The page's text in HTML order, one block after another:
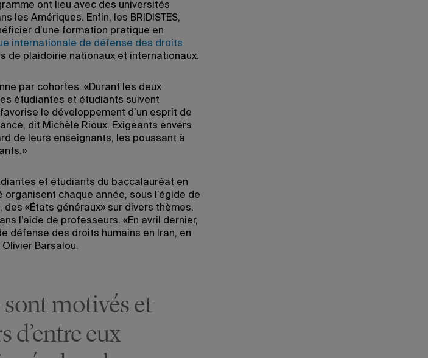
ont lieu avec des universités
les Amériques. Enfin, les BRIDISTES,
d’une formation pratique en
internationale de défense des droits
de plaidoirie nationaux et internationaux.
par cohortes. «Durant les deux
étudiantes et étudiants suivent
le développement d’un esprit de
dit Michèle Rioux. Exigeants envers
de leurs enseignants, les poussant à
et étudiants du baccalauréat en
chaque année, sous l’égide de
des «États généraux» sur divers thèmes,
l’aide de professeurs. «En avril dernier,
défense des droits humains en Iran, en
Barsalou.
motivés et
d’entre eux